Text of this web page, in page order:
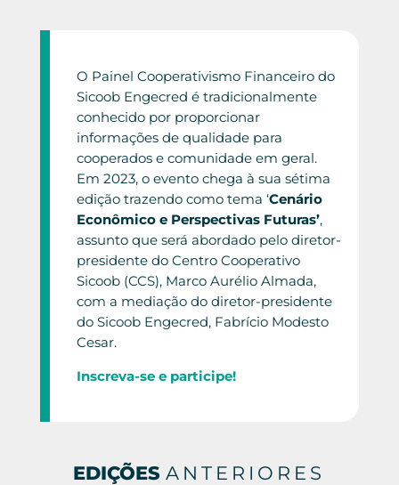
O Painel Cooperativismo Financeiro do
Sicoob Engecred é tradicionalmente
conhecido por proporcionar
informações de qualidade para
cooperados e comunidade em geral.
Em 2023, o evento chega à sua sétima
edição trazendo como tema ‘Cenário
Econômico e Perspectivas Futuras’,
assunto que será abordado pelo diretor-
presidente do Centro Cooperativo
Sicoob (CCS), Marco Aurélio Almada,
com a mediação do diretor-presidente
do Sicoob Engecred, Fabrício Modesto
Cesar.
Inscreva-se e participe!
EDIÇÕESANTERIORES